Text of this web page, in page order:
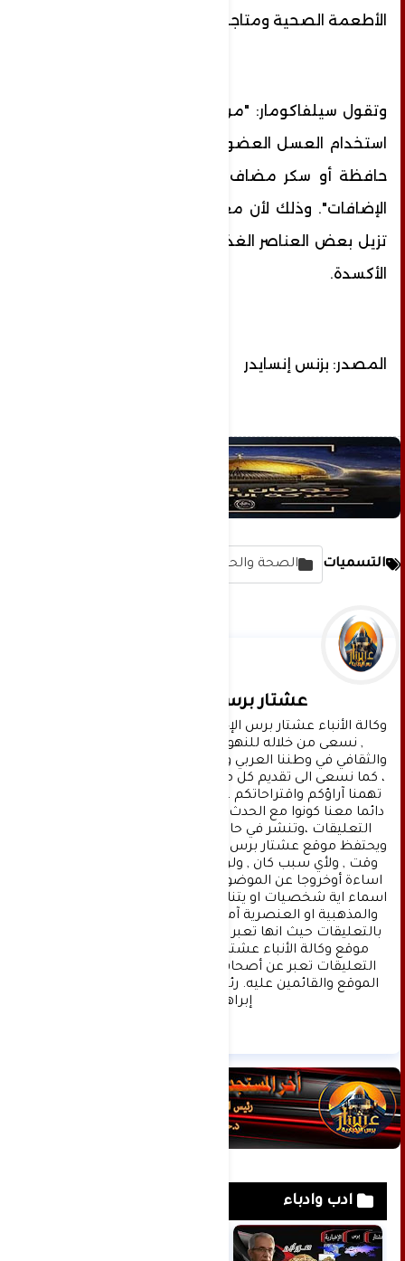
الأطعمة الصحية ومتاجر الفيتامينات.
وتقول سيلفاكومار: "من الأفضل دائما محاولة
استخدام العسل العضوي الخام من دون مواد
حافظة أو سكر مضاف أو أي أنواع أخرى من
الإضافات". وذلك لأن معالجة العسل يمكن أن
تزيل بعض العناصر الغذائية المفيدة ومضادات
الأكسدة.
المصدر: بزنس إنسايدر
التسميات الصحة والحياة
عشتار برس الإخبارية
إبراهيم.
ادب وادباء